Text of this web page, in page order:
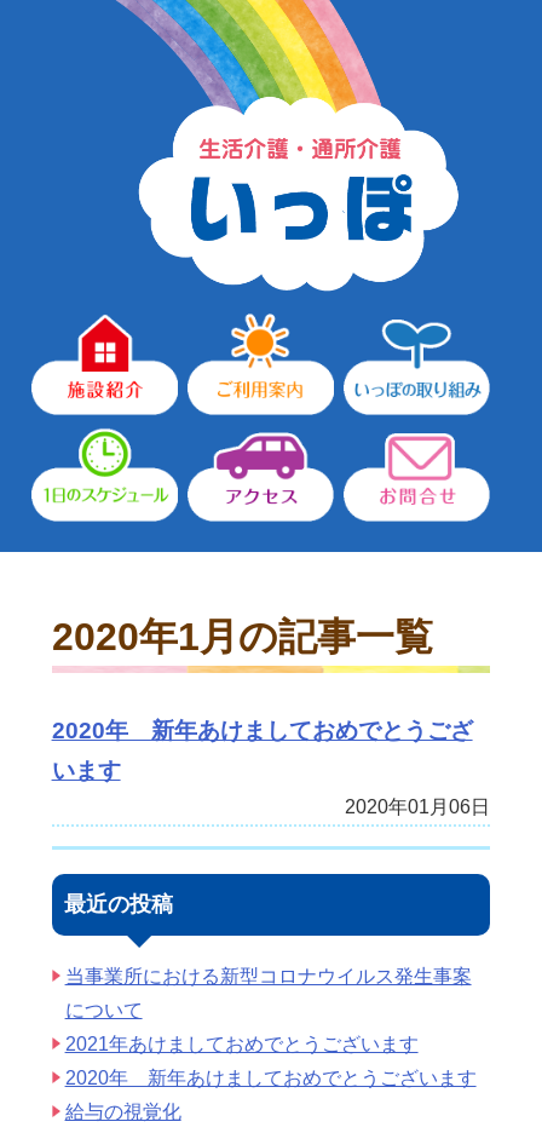
2020年1月の記事一覧
2020年 新年あけましておめでとうござ
います
2020年01月06日
最近の投稿
当事業所における新型コロナウイルス発生事案
について
2021年あけましておめでとうございます
2020年 新年あけましておめでとうございます
給与の視覚化